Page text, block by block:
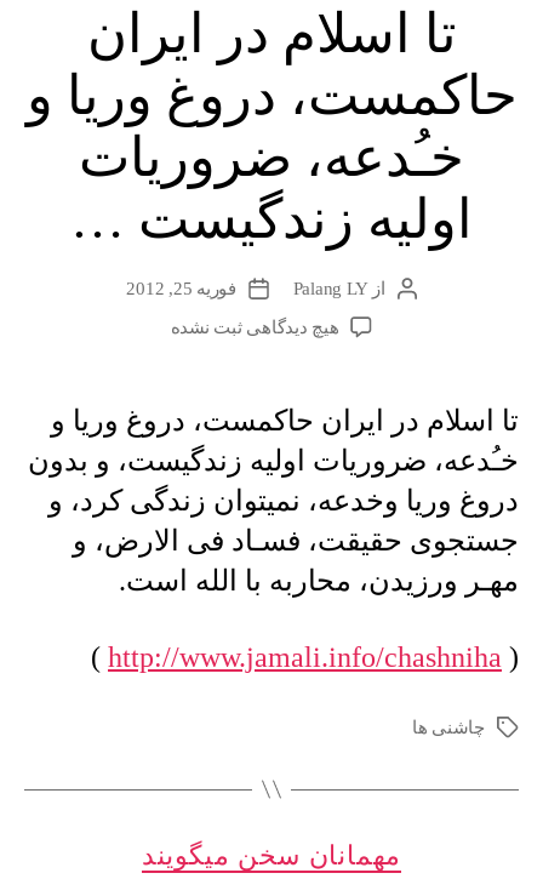
تا اسلام در ایران
حاکمست، دروغ وریا و
خـُدعه، ضروریات
اولیه زندگیست …
نویسندهٔ
نوشته
ازPalang LY
تاریخفوریه 25, 2012
هیچ دیدگاهیبرای
ایران
حاکمست،
دروغ
وریا
و
خـُدعه،
ضروریات
زندگیست
…
ثبت نشده
تا اسلام در ایران حاکمست، دروغ وریا و
خـُدعه، ضروریات اولیه زندگیست، و بدون
دروغ وریا وخدعه، نمیتوان زندگی کرد، و
جستجوی حقیقت، فسـاد فی الارض، و
مهـر ورزیدن، محاربه با الله است.
(
http://www.jamali.info/chashniha
)
برچسب‌هاچاشنی ها
دسته‌ها
مهمانان سخن میگویند